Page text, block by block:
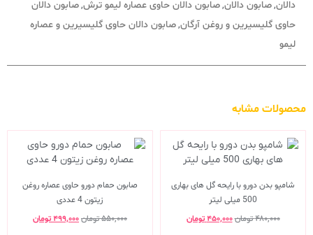
دالان,صابون دالان,صابون دالان حاوی عصاره لیمو ترش,صابون دالان
حاوی گلیسیرین و روغن آرگان,صابون دالان حاوی گلیسیرین و عصاره
لیمو
محصولات مشابه
شامپو بدن دورو با رایحه گل های بهاری
500 میلی لیتر
۴۸۰,۰۰۰تومان۴۵۰,۰۰۰ تومان
صابون حمام دورو حاوی عصاره روغن
زیتون 4 عددی
۵۵۰,۰۰۰تومان۴۹۹,۰۰۰تومان